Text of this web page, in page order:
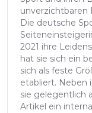
unverzichtbaren
Die deutsche
2021 ihre
hat sie sich ein
sich als feste
etabliert. Neben
sie gelegentlich
Artikel ein